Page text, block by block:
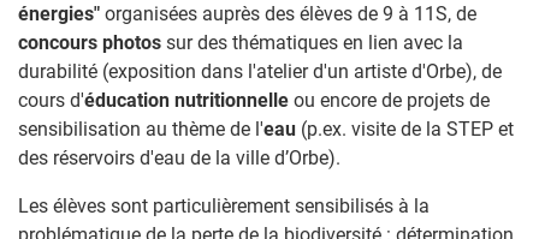
énergies" organisées auprès des élèves de 9 à 11S, de
concours photos sur des thématiques en lien avec la
durabilité (exposition dans l'atelier d'un artiste d'Orbe), de
cours d'éducation nutritionnelle ou encore de projets de
sensibilisation au thème de l'eau (p.ex. visite de la STEP et
des réservoirs d'eau de la ville d’Orbe).
Les élèves sont particulièrement sensibilisés à la
problématique de la perte de la biodiversité : détermination